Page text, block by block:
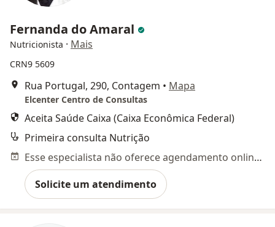
Fernanda do Amaral
Nutricionista · Mais
CRN9 5609
Rua Portugal, 290, Contagem • Mapa
Elcenter Centro de Consultas
Aceita Saúde Caixa (Caixa Econômica Federal)
Primeira consulta Nutrição
Esse especialista não oferece agendamento online para esse endereço.
Solicite um atendimento